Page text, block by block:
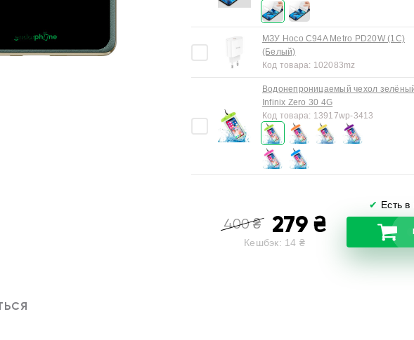
МЗУ Hoco C94A Metro PD20W (1C)
(Белый)
Код товара: 102083mz
Водонепроницаемый чехол
Infinix Zero 30 4G
Код товара: 13917wp-3413
400₴ 279 ₴
Кешбэк: 14 ₴
✔ Есть в